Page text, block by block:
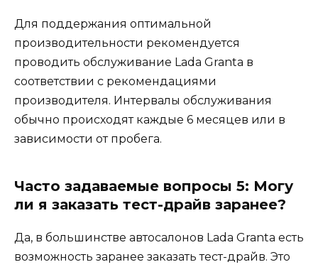
Для поддержания оптимальной
производительности рекомендуется
проводить обслуживание Lada Granta в
соответствии с рекомендациями
производителя. Интервалы обслуживания
обычно происходят каждые 6 месяцев или в
зависимости от пробега.
Часто задаваемые вопросы 5: Могу
ли я заказать тест-драйв заранее?
Да, в большинстве автосалонов Lada Granta есть
возможность заранее заказать тест-драйв. Это